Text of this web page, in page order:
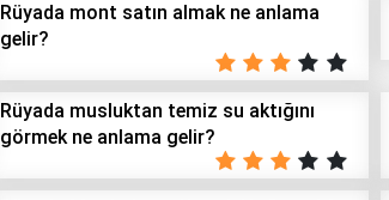
Rüyada mont satın almak ne anlama
gelir?
Rüyada musluktan temiz su aktığını
görmek ne anlama gelir?